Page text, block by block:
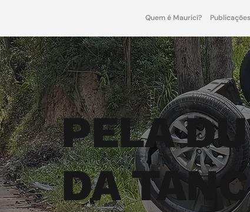
Quem é Maurici? Publicações
PELA
DA